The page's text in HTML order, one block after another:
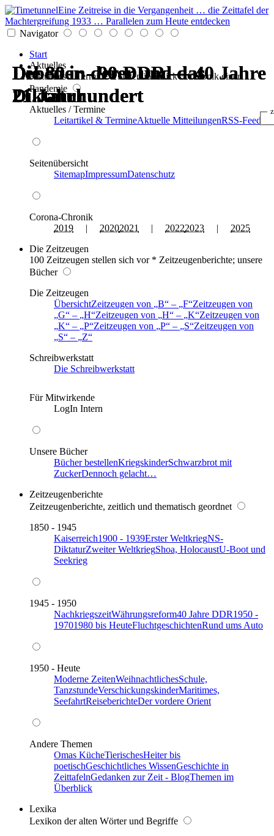
Eine Zeitreise in die Vergangenheit … die Zeittafel der
Machtergreifung 1933 … Parallelen zum Heute entdecken
Navigator
Start
Aktuelles
Aktuelles * Termine * Seitenüberblick * Chronik einer
Pandemie
Aktuelles / Termine
Leitartikel & TermineAktuelle MitteilungenRSS-Feed
Seitenübersicht
SitemapImpressumDatenschutz
Corona-Chronik
2019 | 20202021 | 20222023 | 2025
Die Zeitzeugen
100 Zeitzeugen stellen sich vor * Zeitzeugenberichte; unsere
Bücher
Die Zeitzeugen
ÜbersichtZeitzeugen von B – F Zeitzeugen von
G
– H Zeitzeugen von H – K Zeitzeugen von
K
– P Zeitzeugen von P – S Zeitzeugen von
S
–
Z
Schreibwerkstatt
Die Schreibwerkstatt
Für Mitwirkende
LogIn Intern
Unsere Bücher
Bücher bestellenKriegskinderSchwarzbrot mit
ZuckerDennoch gelacht…
Zeitzeugenberichte
Zeitzeugenberichte, zeitlich und thematisch geordnet
1850 - 1945
Kaiserreich1900 - 1939Erster WeltkriegNS-
DiktaturZweiter WeltkriegShoa, HolocaustU-Boot und
Seekrieg
1945 - 1950
NachkriegszeitWährungsreform40 Jahre DDR1950 -
19701980 bis HeuteFluchtgeschichtenRund ums Auto
1950 - Heute
Moderne ZeitenWeihnachtlichesSchule,
TanzstundeVerschickungskinderMaritimes,
SeefahrtReiseberichteDer vordere Orient
Andere Themen
Omas KücheTierischesHeiter bis
poetischGeschichtliches WissenGeschichte in
ZeittafelnGedanken zur Zeit - BlogThemen im
Überblick
Lexika
Lexikon der alten Wörter und Begriffe
Die 80er - 90er und das
21.Jahrhundert
Leben in der DDR — 40 Jahre
Diktatur
Die 80er - 90er und das
21.Jahrhundert
Die 80er - 90er und das
21.Jahrhundert
Leben in der DDR — 40 Jahre
Diktatur
Die 80er - 90er und das
21.Jahrhundert